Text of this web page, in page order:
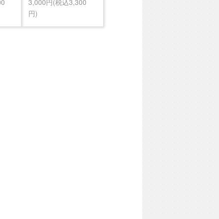
3,000円(税込3,300
円)